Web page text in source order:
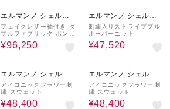
エルマンノ シェルヴ
ィーノ/ペセリコ
フェイクレザー袖付き ダ
ブルファブリック ボンバ
ージャケット
¥96,250
エルマンノ シェルヴ
ィーノ/ペセリコ
刺繍入りストライププル
オーバーニット
¥47,520
エルマンノ シェルヴ
ィーノ/ペセリコ
アイコニックフラワー刺
繍 スウェット
¥48,400
エルマンノ シェルヴ
ィーノ/ペセリコ
アイコニックフラワー刺
繍 スウェット
¥48,400